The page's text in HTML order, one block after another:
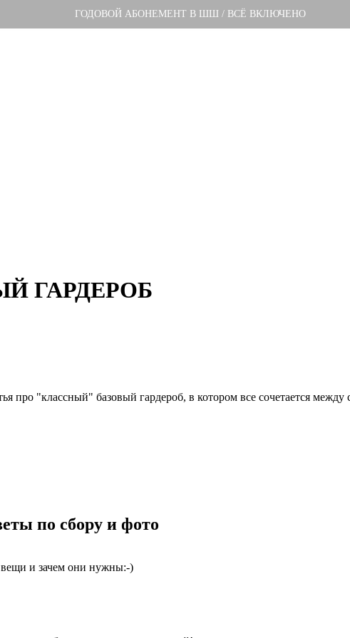
ГОДОВОЙ АБОНЕМЕНТ В ШШ / ВСЁ ВКЛЮЧЕНО
ГАРДЕРОБ
про "классный" базовый гардероб, в котором все сочетается между
по сбору и фото
и зачем они нужны:-)